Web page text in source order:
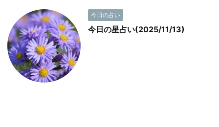
今日の占い
今日の星占い(2025/11/13)